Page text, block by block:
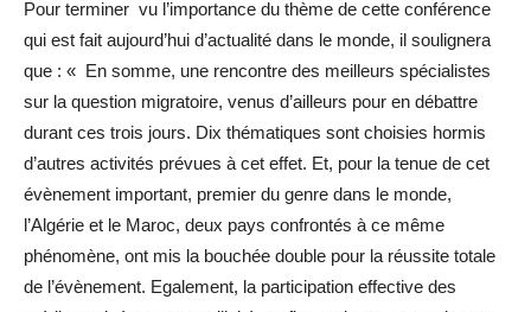
Pour terminer vu l’importance du thème de cette conférence
qui est fait aujourd’hui d’actualité dans le monde, il soulignera
que : « En somme, une rencontre des meilleurs spécialistes
sur la question migratoire, venus d’ailleurs pour en débattre
durant ces trois jours. Dix thématiques sont choisies hormis
d’autres activités prévues à cet effet. Et, pour la tenue de cet
évènement important, premier du genre dans le monde,
l’Algérie et le Maroc, deux pays confrontés à ce même
phénomène, ont mis la bouchée double pour la réussite totale
de l’évènement. Egalement, la participation effective des